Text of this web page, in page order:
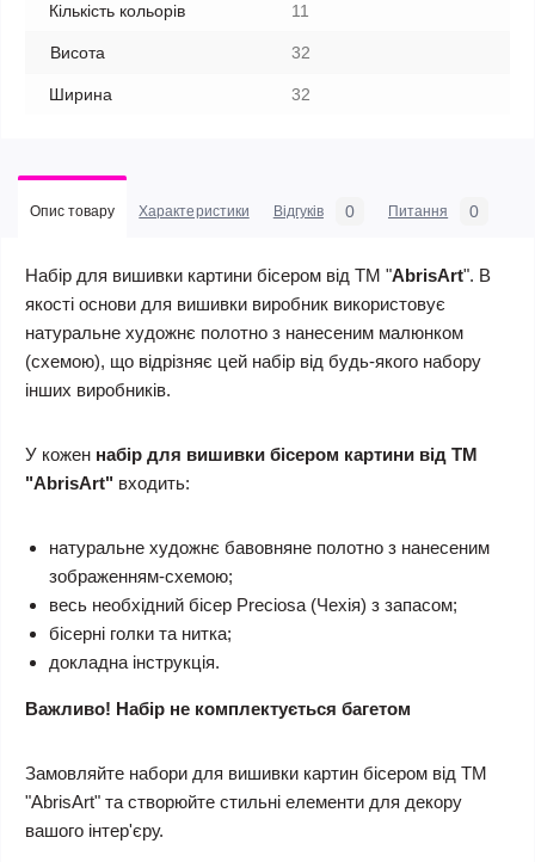
Кількість кольорів 11
Висота 32
Ширина 32
Опис товару Характеристики Відгуків 0 Питання 0
Набір для вишивки картини бісером від ТМ "AbrisArt". В
якості основи для вишивки виробник використовує
натуральне художнє полотно з нанесеним малюнком
(схемою), що відрізняє цей набір від будь-якого набору
інших виробників.
У кожен набір для вишивки бісером картини від ТМ
"AbrisArt" входить:
натуральне художнє бавовняне полотно з нанесеним
зображенням-схемою;
весь необхідний бісер Preciosa (Чехія) з запасом;
бісерні голки та нитка;
докладна інструкція.
Важливо! Набір не комплектується багетом
Замовляйте набори для вишивки картин бісером від ТМ
"AbrisArt" та створюйте стильні елементи для декору
вашого інтер'єру.